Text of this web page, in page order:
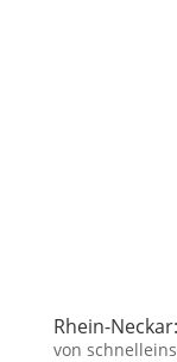
Rhein-
von